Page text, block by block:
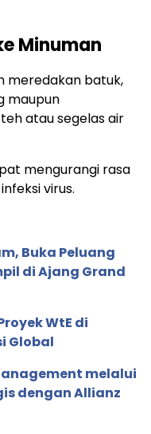
Minuman
meredakan batuk,
maupun
atau segelas air
mengurangi rasa
virus.
Buka Peluang
di Ajang Grand
WtE di
Global
melalui
dengan Allianz